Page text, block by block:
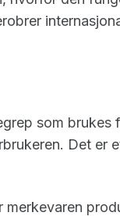
som brukes
Det er